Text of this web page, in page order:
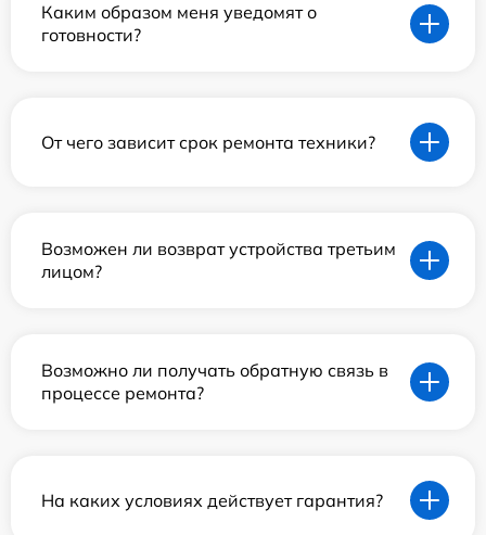
Каким образом меня уведомят о
готовности?
От чего зависит срок ремонта техники?
Возможен ли возврат устройства третьим
лицом?
Возможно ли получать обратную связь в
процессе ремонта?
На каких условиях действует гарантия?